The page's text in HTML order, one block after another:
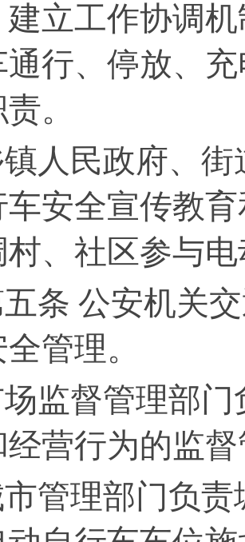
建立工作协调
通行、停放、
。
镇人民政府、
车安全宣传教
村、社区参与
条 公安机关
管理。
监督管理部
经营行为的监
管理部门负